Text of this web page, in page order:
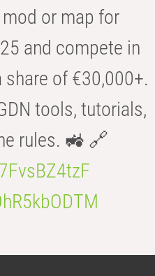
or map for
and compete in
of €30,000+.
tools, tutorials,
rules. 🚜 🔗